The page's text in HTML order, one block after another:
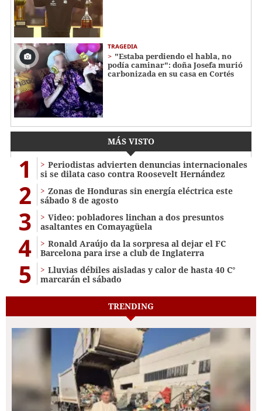
TRAGEDIA
"Estaba perdiendo el habla, no
podía caminar": doña Josefa murió
carbonizada en su casa en Cortés
MÁS VISTO
1
Periodistas advierten denuncias internacionales
si se dilata caso contra Roosevelt Hernández
2
Zonas de Honduras sin energía eléctrica este
sábado 8 de agosto
3
Video: pobladores linchan a dos presuntos
asaltantes en Comayagüela
4
Ronald Araújo da la sorpresa al dejar el FC
Barcelona para irse a club de Inglaterra
5
Lluvias débiles aisladas y calor de hasta 40 C°
marcarán el sábado
TRENDING